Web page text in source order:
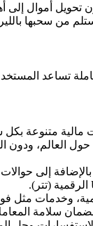
تحويل أموال
من سحبها
متنوعة بكل
العالم،
إلى
وخدمات مثل
سلامة